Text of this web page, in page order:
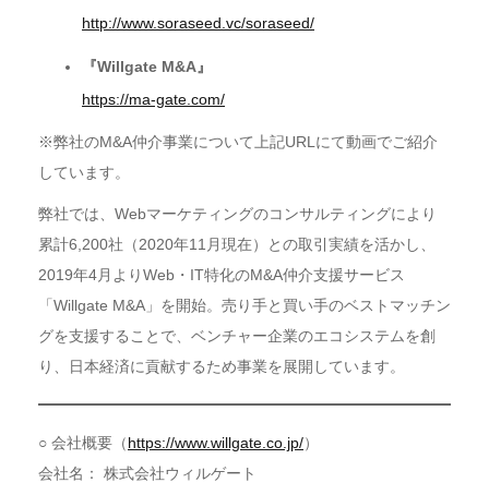
http://www.soraseed.vc/soraseed/
『Willgate M&A』
https://ma-gate.com/
※弊社のM&A仲介事業について上記URLにて動画でご紹介
しています。
弊社では、Webマーケティングのコンサルティングにより
累計6,200社（2020年11月現在）との取引実績を活かし、
2019年4月よりWeb・IT特化のM&A仲介支援サービス
「Willgate M&A」を開始。売り手と買い手のベストマッチン
グを支援することで、ベンチャー企業のエコシステムを創
り、日本経済に貢献するため事業を展開しています。
○ 会社概要（https://www.willgate.co.jp/）
会社名： 株式会社ウィルゲート